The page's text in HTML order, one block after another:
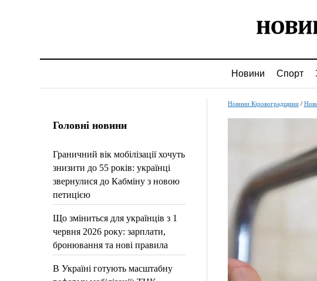
Новини Спорт
Головні новини
Граничний вік мобілізації хочуть
знизити до 55 років: українці
звернулися до Кабміну з новою
петицією
Що зміниться для українців з 1
червня 2026 року: зарплати,
бронювання та нові правила
В Україні готують масштабну
Новини Кіровоградщини/